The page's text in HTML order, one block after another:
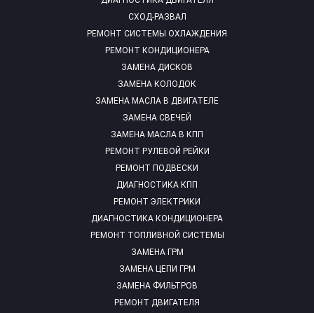
СХОД-РАЗВАЛ
РЕМОНТ СИСТЕМЫ ОХЛАЖДЕНИЯ
РЕМОНТ КОНДИЦИОНЕРА
ЗАМЕНА ДИСКОВ
ЗАМЕНА КОЛОДОК
ЗАМЕНА МАСЛА В ДВИГАТЕЛЕ
ЗАМЕНА СВЕЧЕЙ
ЗАМЕНА МАСЛА В КПП
РЕМОНТ РУЛЕВОЙ РЕЙКИ
РЕМОНТ ПОДВЕСКИ
ДИАГНОСТИКА КПП
РЕМОНТ ЭЛЕКТРИКИ
ДИАГНОСТИКА КОНДИЦИОНЕРА
РЕМОНТ ТОПЛИВНОЙ СИСТЕМЫ
ЗАМЕНА ГРМ
ЗАМЕНА ЦЕПИ ГРМ
ЗАМЕНА ФИЛЬТРОВ
РЕМОНТ ДВИГАТЕЛЯ